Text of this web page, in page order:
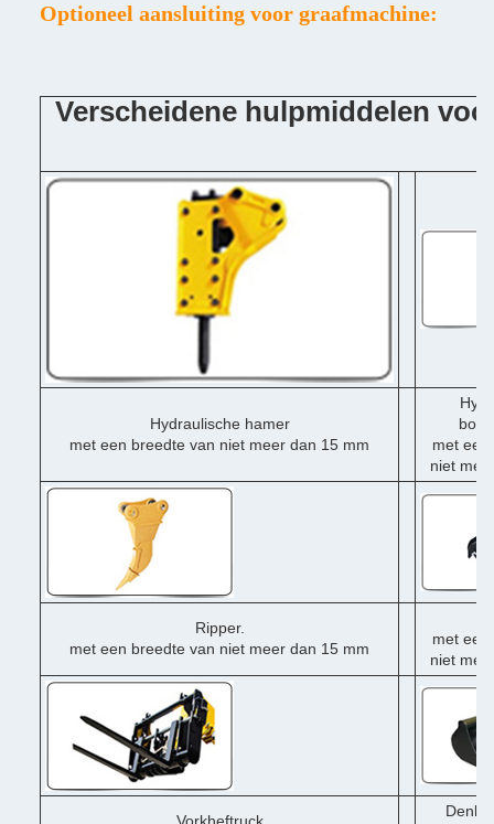
Optioneel aansluiting voor graafmachine:
Verscheidene hulpmiddelen
Hydraulische hamer
met een breedte van niet meer dan 15 mm
met een
niet
Ripper.
met een breedte van niet meer dan 15 mm
met een
niet